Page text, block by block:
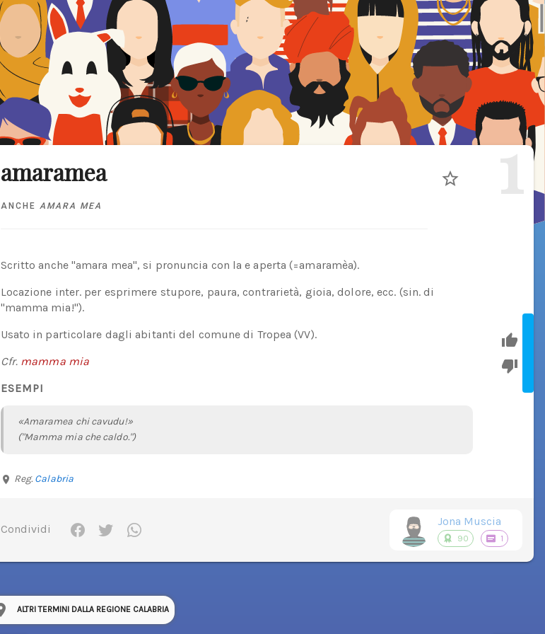
amaramea
ANCHE AMARA MEA 1
Scritto anche "amara mea", si pronuncia con la e aperta (=amaramèa).
Locazione inter. per esprimere stupore, paura, contrarietà, gioia, dolore, ecc. (sin. di
"mamma mia!").
Usato in particolare dagli abitanti del comune di Tropea (VV).
Cfr. mamma mia
ESEMPI
«Amaramea chi cavudu!»
("Mamma mia che caldo.")
Reg. Calabria
Condividi
Jona Muscia
90 1
ALTRI TERMINI DALLA REGIONE CALABRIA